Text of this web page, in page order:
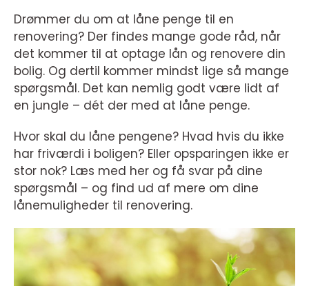
Drømmer du om at låne penge til en
renovering? Der findes mange gode råd, når
det kommer til at optage lån og renovere din
bolig. Og dertil kommer mindst lige så mange
spørgsmål. Det kan nemlig godt være lidt af
en jungle – dét der med at låne penge.
Hvor skal du låne pengene? Hvad hvis du ikke
har friværdi i boligen? Eller opsparingen ikke er
stor nok? Læs med her og få svar på dine
spørgsmål – og find ud af mere om dine
lånemuligheder til renovering.